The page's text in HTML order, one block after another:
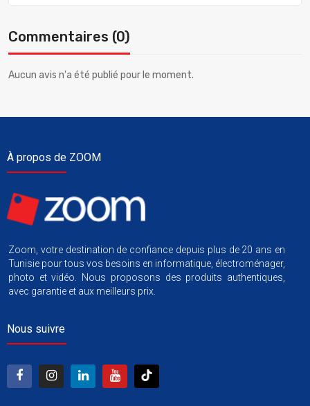
Commentaires (0)
Aucun avis n'a été publié pour le moment.
À propos de ZOOM
Zoom, votre destination de confiance depuis plus de 20 ans en
Tunisie pour tous vos besoins en informatique, électroménager,
photo et vidéo. Nous proposons des produits authentiques,
avec garantie et aux meilleurs prix.
Nous suivre